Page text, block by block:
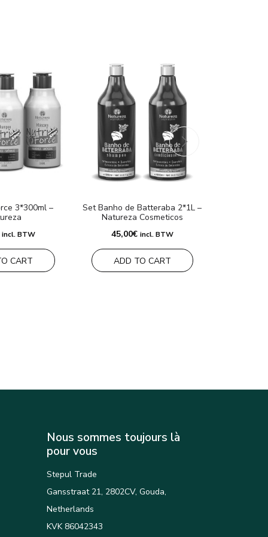
3*300ml –
incl. BTW
CART
Set Banho de Batteraba 2*1L –
Natureza Cosmeticos
45,00€ incl. BTW
ADD TO CART
Nous sommes toujours là
pour vous
Stepul Trade
Gansstraat 21, 2802CV, Gouda,
Netherlands
KVK 86042343